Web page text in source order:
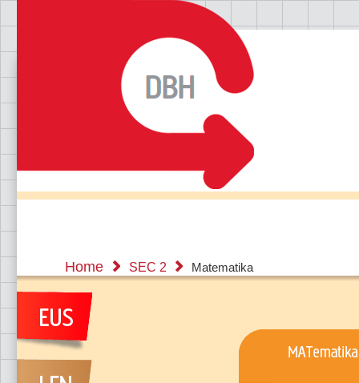
Home SEC 2 Matematika